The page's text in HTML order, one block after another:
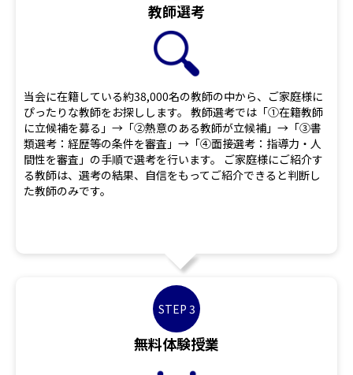
教師選考
当会に在籍している約38,000名の教師の中から、ご家庭様に
ぴったりな教師をお探しします。 教師選考では「①在籍教師
に立候補を募る」→「②熱意のある教師が立候補」→「③書
類選考：経歴等の条件を審査」→「④面接選考：指導力・人
間性を審査」の手順で選考を行います。 ご家庭様にご紹介す
る教師は、選考の結果、自信をもってご紹介できると判断し
た教師のみです。
STEP 3
無料体験授業